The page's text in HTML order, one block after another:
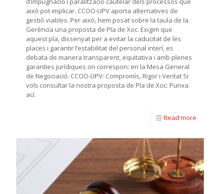
això pot implicar. CCOO-UPV aporta alternatives de
gestió viables. Per això, hem posat sobre la taula de la
Gerència una proposta de Pla de Xoc. Exigim que
aquest pla, dissenyat per a evitar la caducitat de les
places i garantir l’estabilitat del personal interí, es
debata de manera transparent, equitativa i amb plenes
garanties jurídiques on correspon: en la Mesa General
de Negociació. CCOO-UPV: Compromís, Rigor i Veritat Si
vols consultar la nostra proposta de Pla de Xoc: Punxa
ací.
Read more